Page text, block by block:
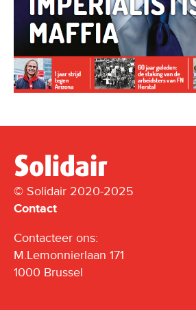
© Solidair 2020-2025
Contact
Contacteer ons:
M.Lemonnierlaan 171
1000 Brussel